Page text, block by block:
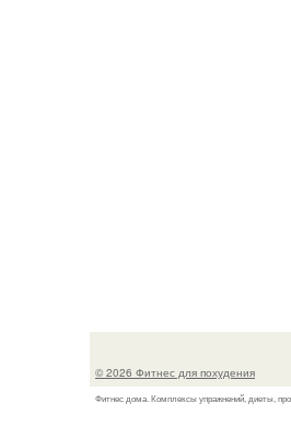
© 2026 Фитнес для похудения
Фитнес дома. Комплексы упражнений, диеты,